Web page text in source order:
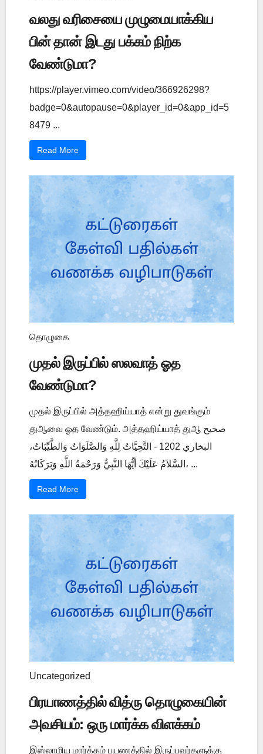
வலது வரிசையை முழுமையாக்கிய
பின் தான் இடது பக்கம் நிற்க
வேண்டுமா?
https://player.vimeo.com/video/366926298?
badge=0&autopause=0&player_id=0&app_id=5
8479 ...
Read More
தொழுகை
முதல் இருப்பில் ஸலவாத் ஓத
வேண்டுமா?
முதல் இருப்பில் அத்தஹிய்யாத் என்று துவங்கும்
துஆவை ஓத வேண்டும். அத்தஹிய்யாத் துஆ صحيح
البخاري 1202 - التَّحِيَّاتُ لِلَّهِ وَالصَّلَوَاتُ وَالطَّيِّبَاتُ،
السَّلاَمُ عَلَيْكَ أَيُّهَا النَّبِيُّ وَرَحْمَةُ اللَّهِ وَبَرَكَاتُهُ، ...
Read More
Uncategorized
பிரயாணத்தில் வித்ரு தொழுகையின்
அவசியம்: ஒரு மார்க்க விளக்கம்
இஸ்லாமிய மார்க்கம் பயணத்தில் இருப்பவர்களுக்கு